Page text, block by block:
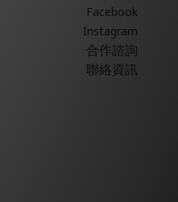
Facebook
Instagram
合作諮詢
聯絡資訊